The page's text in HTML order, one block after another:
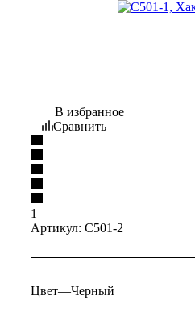
В избранное
Сравнить
1
Артикул: С501-2
Цвет—Черный